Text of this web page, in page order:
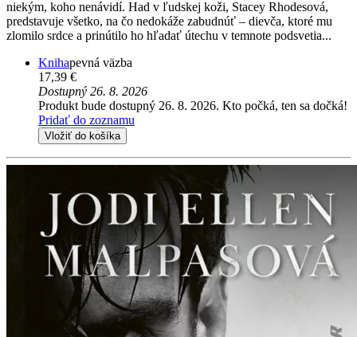
niekým, koho nenávidí. Had v ľudskej koži, Stacey Rhodesová,
predstavuje všetko, na čo nedokáže zabudnúť – dievča, ktoré mu
zlomilo srdce a prinútilo ho hľadať útechu v temnote podsvetia...
Knihapevná väzba
17,39 €
Dostupný 26. 8. 2026
Produkt bude dostupný 26. 8. 2026. Kto počká, ten sa dočká!
Pridať do zoznamu
Vložiť do košíka